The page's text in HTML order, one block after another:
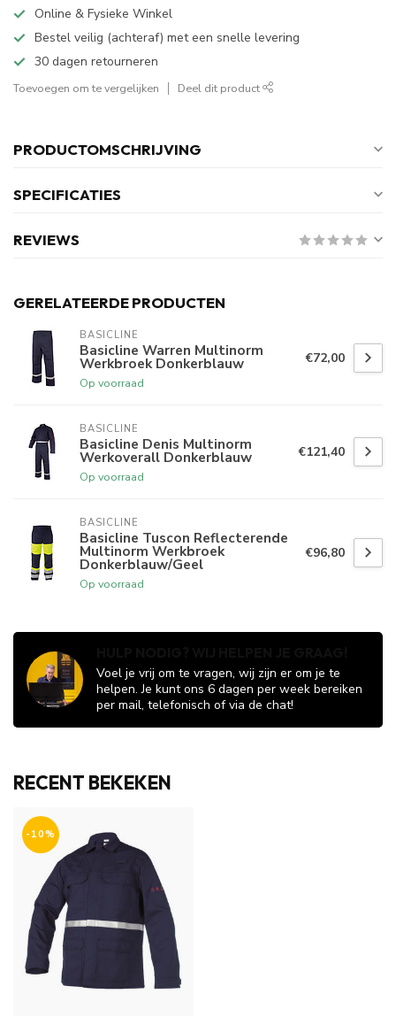
Online & Fysieke Winkel
Bestel veilig (achteraf) met een snelle levering
30 dagen retourneren
Toevoegen om te vergelijken Deel dit product
PRODUCTOMSCHRIJVING
SPECIFICATIES
REVIEWS
GERELATEERDE PRODUCTEN
BASICLINE
Basicline Warren Multinorm
Werkbroek Donkerblauw
Op voorraad
€72,00
BASICLINE
Basicline Denis Multinorm
Werkoverall Donkerblauw
Op voorraad
€121,40
BASICLINE
Basicline Tuscon Reflecterende
Multinorm Werkbroek
Donkerblauw/Geel
Op voorraad
€96,80
Voel je vrij om te vragen, wij zijn er om je te
helpen. Je kunt ons 6 dagen per week bereiken
per mail, telefonisch of via de chat!
RECENT BEKEKEN
-10%